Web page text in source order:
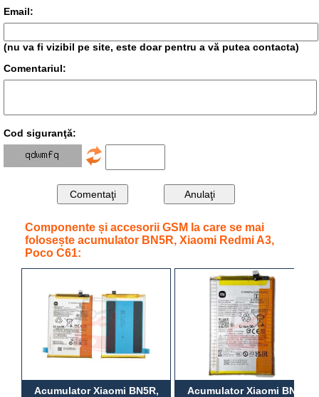
Email:
(nu va fi vizibil pe site, este doar pentru a vă putea contacta)
Comentariul:
Cod siguranţă:
Componente și accesorii GSM la care se mai
folosește acumulator BN5R, Xiaomi Redmi A3,
Poco C61:
Acumulator Xiaomi BN5R,
Acumulator Xiaomi BN5R,